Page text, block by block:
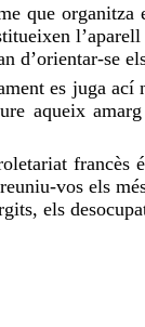
que
se
es juga
aqueix
vos els
els